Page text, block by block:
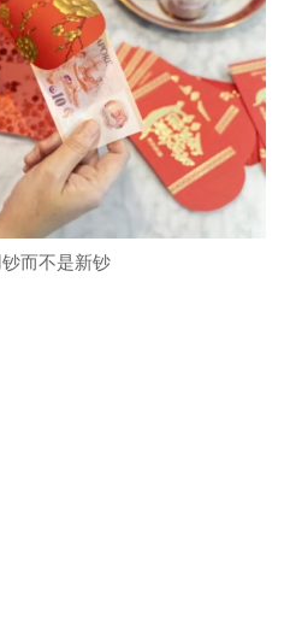
而不是新钞